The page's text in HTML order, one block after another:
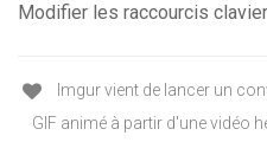
Modifier les raccourcis
Imgur vient de lancer un
GIF animé à partir d'une vidéo